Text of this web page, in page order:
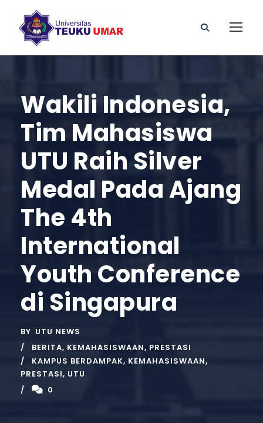
Wakili Indonesia,
Tim Mahasiswa
UTU Raih Silver
Medal Pada Ajang
The 4th
International
Youth Conference
di Singapura
BY UTU NEWS
BERITA, KEMAHASISWAAN, PRESTASI
KAMPUS BERDAMPAK, KEMAHASISWAAN,
PRESTASI, UTU
0